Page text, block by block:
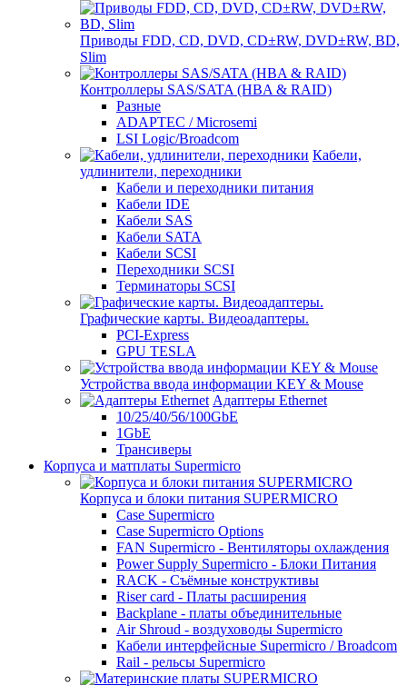
Приводы FDD, CD, DVD, CD±RW, DVD±RW, BD,
Slim
Контроллеры SAS/SATA (HBA & RAID)
Разные
ADAPTEC / Microsemi
LSI Logic/Broadcom
Кабели,
удлинители, переходники
Кабели и переходники питания
Кабели IDE
Кабели SAS
Кабели SATA
Кабели SCSI
Переходники SCSI
Терминаторы SCSI
Графические карты. Видеоадаптеры.
PCI-Express
GPU TESLA
Устройства ввода информации KEY & Mouse
Адаптеры Ethernet
10/25/40/56/100GbE
1GbE
Трансиверы
Корпуса и матплаты Supermicro
Корпуса и блоки питания SUPERMICRO
Case Supermicro
Case Supermicro Options
FAN Supermicro - Вентиляторы охлаждения
Power Supply Supermicro - Блоки Питания
RACK - Съёмные конструктивы
Riser card - Платы расширения
Backplane - платы объединительные
Air Shroud - воздуховоды Supermicro
Кабели интерфейсные Supermicro / Broadcom
Rail - рельсы Supermicro